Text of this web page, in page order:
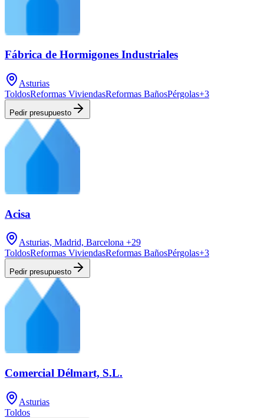
Fábrica de Hormigones Industriales
Asturias
ToldosReformas ViviendasReformas BañosPérgolas+3
Pedir presupuesto
Acisa
Asturias, Madrid, Barcelona +29
ToldosReformas ViviendasReformas BañosPérgolas+3
Pedir presupuesto
Comercial Délmart, S.L.
Asturias
Toldos